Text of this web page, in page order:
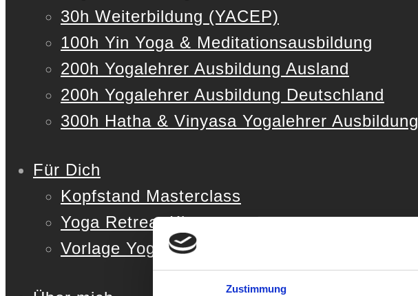
Zustimmung
30h Weiterbildung (YACEP)
100h Yin Yoga & Meditationsausbildung
200h Yogalehrer Ausbildung Ausland
200h Yogalehrer Ausbildung Deutschland
300h Hatha & Vinyasa Yogalehrer Ausbildung
Für Dich
Kopfstand Masterclass
Yoga Retreat Kit
Vorlage Yoga Stunde